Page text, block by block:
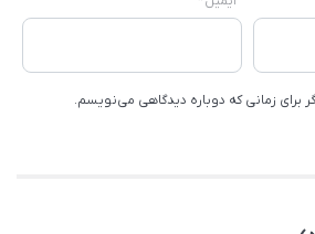
برای زمانی که دوباره دیدگاهی می‌نویسم.